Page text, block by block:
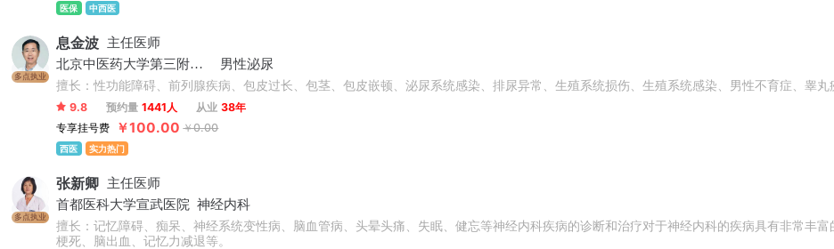
医保 中西医
多点执业
息金波 主任医师
北京中医药大学第三附属医院
男性泌尿
擅长：性功能障碍、前列腺疾病、包皮过长、包茎、包皮嵌顿、泌尿系统感染、排尿异常、生殖系统损伤、生殖系统感染、男性不育症、睾丸
9.8 预约量 1441人 从业 38年
专享挂号费
￥100.00 ￥0.00
西医 实力热门
多点执业
张新卿 主任医师
首都医科大学宣武医院 神经内科
擅长：记忆障碍、痴呆、神经系统变性病、脑血管病、头晕头痛、失眠、健忘等神经内科疾病的诊断和治疗对于神经内科的疾病具有非常丰
梗死、脑出血、记忆力减退等。